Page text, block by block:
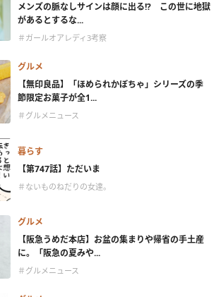
メンズの脈なしサインは顔に出る!? この世に地獄
があるとするな...
＃ガールオアレディ3考察
グルメ
【無印良品】「ほめられかぼちゃ」シリーズの季
節限定お菓子が全1...
＃グルメニュース
暮らす
【第747話】ただいま
＃ないものねだりの女達。
グルメ
【阪急うめだ本店】お盆の集まりや帰省の手土産
に。「阪急の夏みや...
＃グルメニュース